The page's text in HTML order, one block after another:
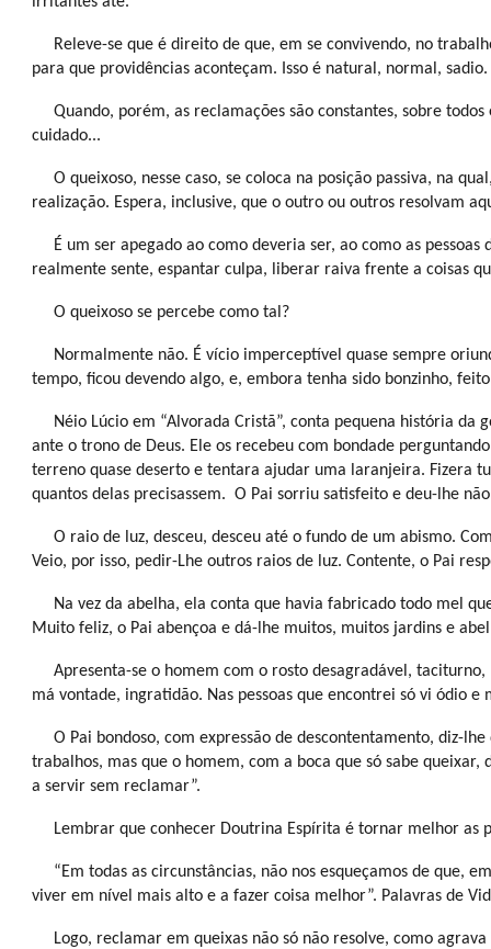
Releve-se que é direito de que, em se convivendo, no
para que providências aconteçam. Isso é natural, normal, sadio.
Quando, porém, as reclamações são constantes, sobre
cuidado...
O queixoso, nesse caso, se coloca na posição passiva, na
realização. Espera, inclusive, que o outro ou outros resolvam
É um ser apegado ao como deveria ser, ao como as
realmente sente, espantar culpa, liberar raiva frente a coisas
O queixoso se percebe como tal?
Normalmente não. É vício imperceptível quase sempre
tempo, ficou devendo algo, e, embora tenha sido bonzinho,
Néio Lúcio em “Alvorada Cristã”, conta pequena história da
ante o trono de Deus. Ele os recebeu com bondade
terreno quase deserto e tentara ajudar uma laranjeira. Fizera
quantos delas precisassem. O Pai sorriu satisfeito e deu-lhe
O raio de luz, desceu, desceu até o fundo de um abismo.
Veio, por isso, pedir-Lhe outros raios de luz. Contente, o Pai
Na vez da abelha, ela conta que havia fabricado todo mel
Muito feliz, o Pai abençoa e dá-lhe muitos, muitos jardins e
Apresenta-se o homem com o rosto desagradável,
má vontade, ingratidão. Nas pessoas que encontrei só vi ódio e
O Pai bondoso, com expressão de descontentamento, diz-
trabalhos, mas que o homem, com a boca que só sabe
a servir sem reclamar”.
Lembrar que conhecer Doutrina Espírita é tornar melhor as
“Em todas as circunstâncias, não nos esqueçamos de que,
viver em nível mais alto e a fazer coisa melhor”. Palavras de
Logo, reclamar em queixas não só não resolve, como